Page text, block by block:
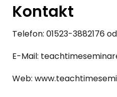
Kontakt
Telefon: 01523-3882176
E-Mail:
Web: